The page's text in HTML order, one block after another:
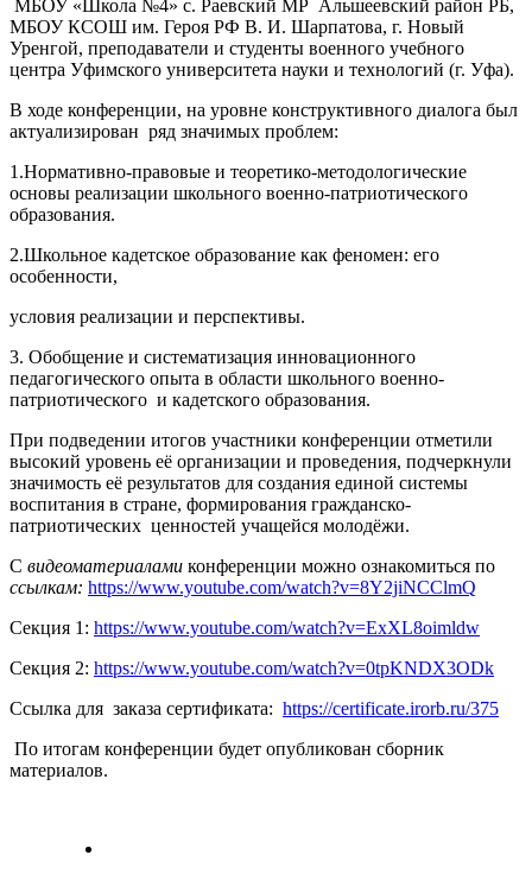
МБОУ «Школа №4» с. Раевский МР Альшеевский район РБ,
МБОУ КСОШ им. Героя РФ В. И. Шарпатова, г. Новый
Уренгой, преподаватели и студенты военного учебного
центра Уфимского университета науки и технологий (г. Уфа).
В ходе конференции, на уровне конструктивного диалога был
актуализирован ряд значимых проблем:
1.Нормативно-правовые и теоретико-методологические
основы реализации школьного военно-патриотического
образования.
2.Школьное кадетское образование как феномен: его
особенности,
условия реализации и перспективы.
3. Обобщение и систематизация инновационного
педагогического опыта в области школьного военно-
патриотического и кадетского образования.
При подведении итогов участники конференции отметили
высокий уровень её организации и проведения, подчеркнули
значимость её результатов для создания единой системы
воспитания в стране, формирования гражданско-
патриотических ценностей учащейся молодёжи.
С видеоматериалами конференции можно ознакомиться по
ссылкам: https://www.youtube.com/watch?v=8Y2jiNCClmQ
Секция 1: https://www.youtube.com/watch?v=ExXL8oimldw
Секция 2: https://www.youtube.com/watch?v=0tpKNDX3ODk
Ссылка для заказа сертификата: https://certificate.irorb.ru/375
По итогам конференции будет опубликован сборник
материалов.